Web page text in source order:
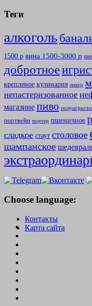
Теги
алкоголь
1500 р вина 1500-3000 р
добротное
крепленое кулинария ликер
непастеризованное
магазине пиво
портвейн портер пшеничное
сладкое стаут столовое
шампанское
Choose language:
Контакты
Карта сайта